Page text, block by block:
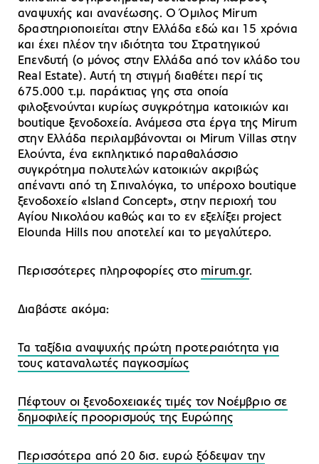
αναψυχής και ανανέωσης. Ο Όμιλος Mirum
δραστηριοποιείται στην Ελλάδα εδώ και 15 χρόνια
και έχει πλέον την ιδιότητα του Στρατηγικού
Επενδυτή (ο μόνος στην Ελλάδα από τον κλάδο του
Real Estate). Αυτή τη στιγμή διαθέτει περί τις
675.000 τ.μ. παράκτιας γης στα οποία
φιλοξενούνται κυρίως συγκρότημα κατοικιών και
boutique ξενοδοχεία. Ανάμεσα στα έργα της Mirum
στην Ελλάδα περιλαμβάνονται οι Mirum Villas στην
Ελούντα, ένα εκπληκτικό παραθαλάσσιο
συγκρότημα πολυτελών κατοικιών ακριβώς
απέναντι από τη Σπιναλόγκα, το υπέροχο boutique
ξενοδοχείο «Island Concept», στην περιοχή του
Αγίου Νικολάου καθώς και το εν εξελίξει project
Elounda Hills που αποτελεί και το μεγαλύτερο.
Περισσότερες πληροφορίες στο mirum.gr.
Διαβάστε ακόμα:
Τα ταξίδια αναψυχής πρώτη προτεραιότητα για
τους καταναλωτές παγκοσμίως
Πέφτουν οι ξενοδοχειακές τιμές τον Νοέμβριο σε
δημοφιλείς προορισμούς της Ευρώπης
Περισσότερα από 20 δισ. ευρώ ξόδεψαν την